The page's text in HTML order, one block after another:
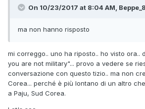
On 10/23/2017 at 8:04 AM,
ma non hanno risposto
mi correggo.. uno ha riposto.. ho visto ora..
you are not military"... provo a vedere se
conversazione con questo tizio.. ma non
Corea... perché è più lontano di un altro
a Paju, Sud Corea.